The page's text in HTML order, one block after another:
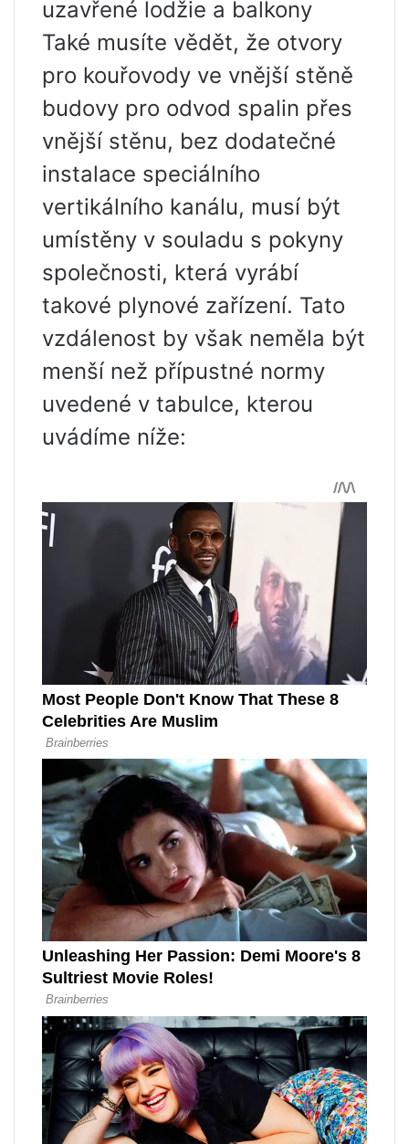
uzavřené lodžie a balkony
Také musíte vědět, že otvory
pro kouřovody ve vnější stěně
budovy pro odvod spalin přes
vnější stěnu, bez dodatečné
instalace speciálního
vertikálního kanálu, musí být
umístěny v souladu s pokyny
společnosti, která vyrábí
takové plynové zařízení. Tato
vzdálenost by však neměla být
menší než přípustné normy
uvedené v tabulce, kterou
uvádíme níže: